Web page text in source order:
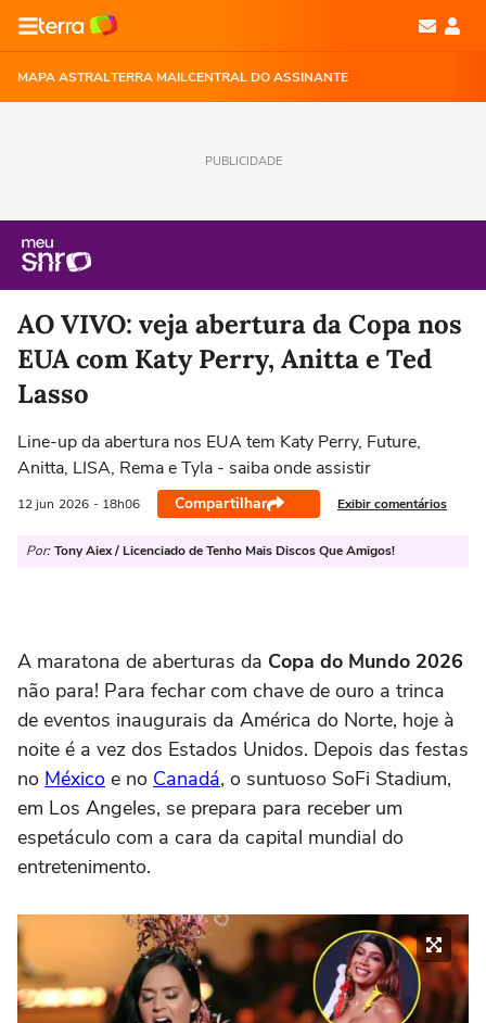
MAPA ASTRALTERRA MAILCENTRAL DO ASSINANTE
PUBLICIDADE
AO VIVO: veja abertura da Copa nos
EUA com Katy Perry, Anitta e Ted
Lasso
Line-up da abertura nos EUA tem Katy Perry, Future,
Anitta, LISA, Rema e Tyla - saiba onde assistir
12 jun 2026 - 18h06 Compartilhar Exibir comentários
Por: Tony Aiex / Licenciado de Tenho Mais Discos Que Amigos!
A maratona de aberturas da Copa do Mundo 2026
não para! Para fechar com chave de ouro a trinca
de eventos inaugurais da América do Norte, hoje à
noite é a vez dos Estados Unidos. Depois das festas
no México e no Canadá, o suntuoso SoFi Stadium,
em Los Angeles, se prepara para receber um
espetáculo com a cara da capital mundial do
entretenimento.